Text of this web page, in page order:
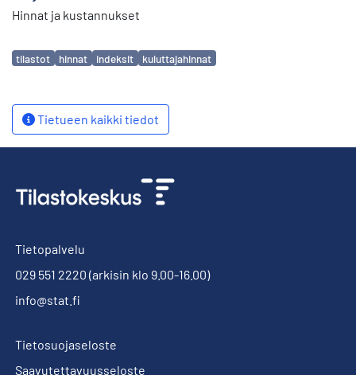
Hinnat ja kustannukset
Avainsanat
tilastot hinnat indeksit kuluttajahinnat
Tietueen kaikki tiedot
Tietopalvelu
029 551 2220 (arkisin klo 9.00-16.00)
info@stat.fi
Tietosuojaseloste
Saavutettavuusseloste